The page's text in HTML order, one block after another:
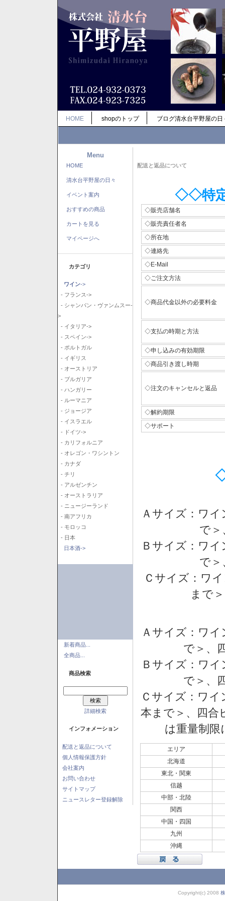
HOME shopのトップ ブログ清水台平野屋の日
Menu
HOME
清水台平野屋の日々
イベント案内
おすすめの商品
カートを見る
マイページへ
カテゴリ
ワイン->
- フランス->
- シャンパン・ヴァンムスー-
>
- イタリア->
- スペイン->
- ポルトガル
- イギリス
- オーストリア
- ブルガリア
- ハンガリー
- ルーマニア
- ジョージア
- イスラエル
- ドイツ->
- カリフォルニア
- オレゴン・ワシントン
- カナダ
- チリ
- アルゼンチン
- オーストラリア
- ニュージーランド
- 南アフリカ
- モロッコ
- 日本
日本酒->
新着商品...
全商品...
商品検索
詳細検索
インフォメーション
配送と返品について
個人情報保護方針
会社案内
お問い合わせ
サイトマップ
ニュースレター登録解除
配送と返品について
◇◇特
◇販売店舗名
◇販売責任者名
◇所在地
◇連絡先
◇E-Mail
◇ご注文方法
◇商品代金以外の必要料金
◇支払の時期と方法
◇申し込みの有効期限
◇商品引き渡し時期
◇注文のキャンセルと返品
◇解約期限
◇サポート
Ａサイズ：ワ
で
Ｂサイズ：ワ
で
Ｃサイズ：ワ
まで
Ａサイズ：ワ
で＞、
Ｂサイズ：ワ
で＞、
Ｃサイズ：ワイ
本まで＞、四
は重量制
エリア
北海道
東北・関東
信越
中部・北陸
関西
中国・四国
九州
沖縄
Copyright(c) 2008